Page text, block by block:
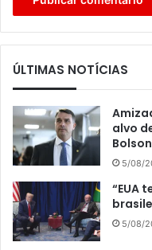
ÚLTIMAS NOTÍCIAS
alvo
5/08/
“EUA
5/08/